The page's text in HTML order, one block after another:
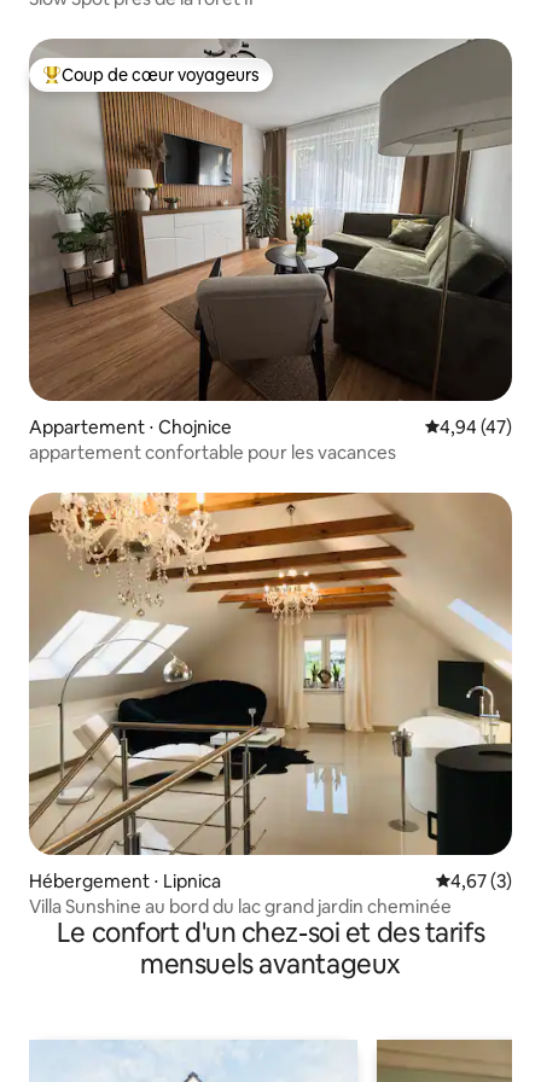
Coups de cœur voyageurs les plus appréciés
Coup de cœur voyageurs
Appartement ⋅ Chojnice Évaluation
4,94 (47)
appartement confortable pour les vacances
Hébergement ⋅ Lipnica Évaluation
4,67 (3)
Villa Sunshine au bord du lac grand jardin cheminée
Le confort d'un chez-soi et des tarifs
mensuels avantageux